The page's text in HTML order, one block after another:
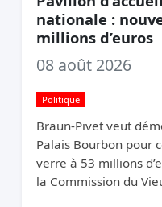
nationale :
millions d’euros
08 août 2026
Politique
Braun-Pivet veut
Palais Bourbon pour
verre à 53 millions
la Commission du